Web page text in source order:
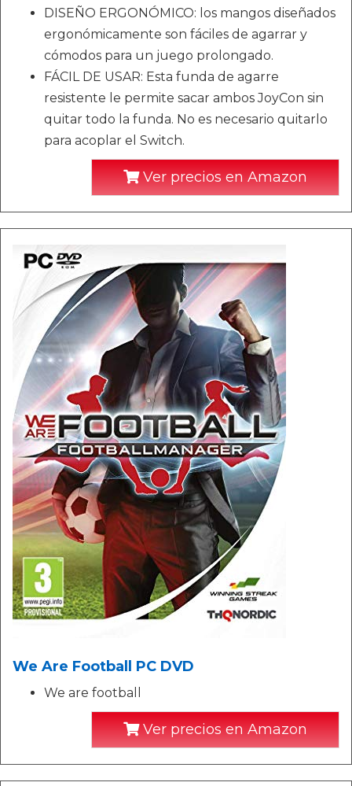
DISEÑO ERGONÓMICO: los mangos diseñados
ergonómicamente son fáciles de agarrar y
cómodos para un juego prolongado.
FÁCIL DE USAR: Esta funda de agarre
resistente le permite sacar ambos JoyCon sin
quitar todo la funda. No es necesario quitarlo
para acoplar el Switch.
Ver precios en Amazon
We Are Football PC DVD
We are football
Ver precios en Amazon